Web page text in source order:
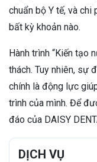
chuẩn bộ Y tế, và
bất kỳ khoản nào.
Hành trình “Kiến tạo
thách. Tuy nhiên, sự
chính là động lực
trình của mình. Để
đáo của DAISY
DỊCH VỤ